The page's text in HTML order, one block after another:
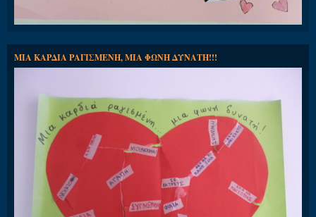
ΜΙΑ ΚΑΡΔΙΑ ΡΑΓΙΣΜΕΝΗ, ΜΙΑ ΦΩΝΗ ΔΥΝΑΤΗ!!!